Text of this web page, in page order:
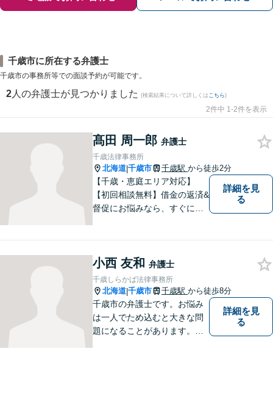
千歳市に所在する弁護士
千歳市の事務所等での面談予約が可能です。
2 人の弁護士が見つかりました (検索結果について詳しくは こちら)
2件中 1-2件を表示
髙田 周一郎 弁護士
千歳法律事務所
北海道|千歳市 千歳駅 から徒歩2分
【千歳・恵庭エリア対応】
【初回相談無料】借金の返済&
督促にお悩みなら、すぐにご
産の解決実績多数！【千歳駅
徒歩２分】【分割払い可】
詳細を見
る
小西 友和 弁護士
千歳しらかば法律事務所
北海道|千歳市 千歳駅 から徒歩8分
千歳市の弁護士です。お悩み
は一人でため込むと大きな問
題になることがあります。ぜ
詳細を見
る